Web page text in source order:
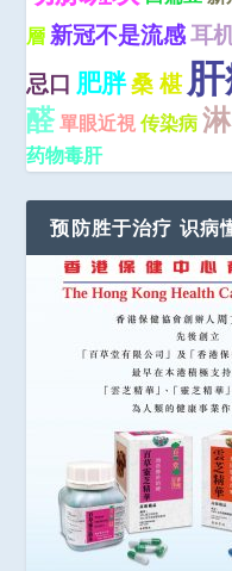
層 新冠不是流感耳
忌口 肥胖桑 椹
醛 單眼近視 传染病
药物毒肝
预防胜于治疗 识病